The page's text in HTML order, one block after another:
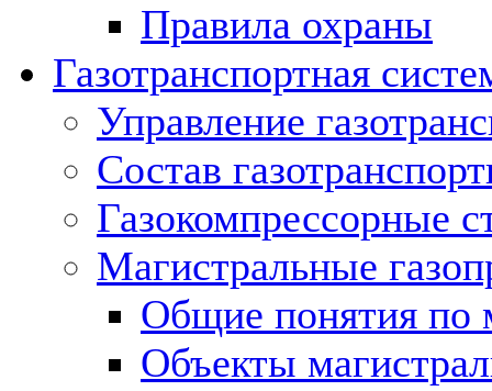
Правила охраны
Газотранспортная
Управление
Состав
Газокомпрессорные
Магистральные
Общие понятия по
Объекты